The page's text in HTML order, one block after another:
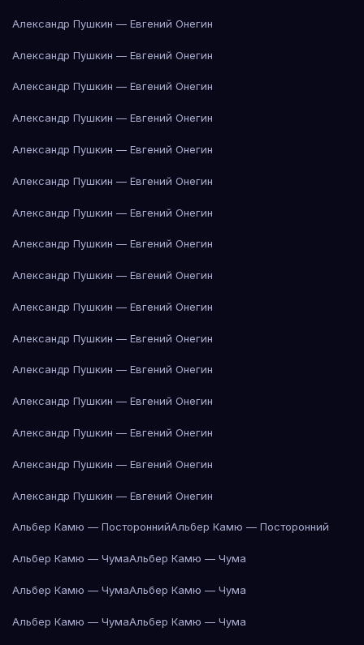
Александр Пушкин — Евгений Онегин
Александр Пушкин — Евгений Онегин
Александр Пушкин — Евгений Онегин
Александр Пушкин — Евгений Онегин
Александр Пушкин — Евгений Онегин
Александр Пушкин — Евгений Онегин
Александр Пушкин — Евгений Онегин
Александр Пушкин — Евгений Онегин
Александр Пушкин — Евгений Онегин
Александр Пушкин — Евгений Онегин
Александр Пушкин — Евгений Онегин
Александр Пушкин — Евгений Онегин
Александр Пушкин — Евгений Онегин
Александр Пушкин — Евгений Онегин
Александр Пушкин — Евгений Онегин
Александр Пушкин — Евгений Онегин
Альбер Камю — ПостороннийАльбер Камю — Посторонний
Альбер Камю — ЧумаАльбер Камю — Чума
Альбер Камю — ЧумаАльбер Камю — Чума
Альбер Камю — ЧумаАльбер Камю — Чума